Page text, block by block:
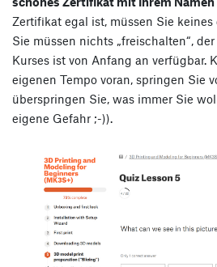
Zertifikat egal ist, müssen Sie keines
Sie müssen nichts „freischalten“,
Kurses ist von Anfang an verfügbar.
eigenen Tempo voran, springen Sie
überspringen Sie, was immer Sie
eigene Gefahr ;-)).